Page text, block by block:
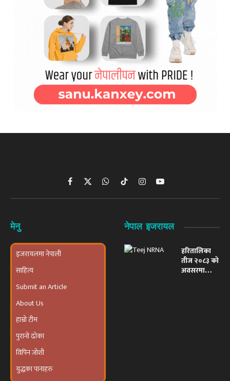
Facebook
X
(Twitter)
WhatsAppTikTokInstagramYouTube
मेनु
इजरायलमा नेपाली
साहित्य
Submit an Article
About Us
हाम्रो टीम
पुरानो ढोका
विपिन जोशी
युद्धका पानाहरु
नेपाल इजरायल
हरितालिका
तीज २०८३ को
अवसरमा